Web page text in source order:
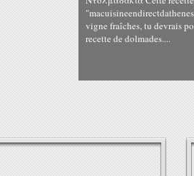
vigne fraîches, tu devrais
recette de dolmades....